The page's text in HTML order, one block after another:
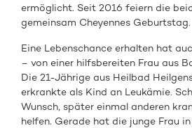
ermöglicht. Seit 2016 feiern die
gemeinsam Cheyennes Geburtstag.
Eine Lebenschance erhalten hat
– von einer hilfsbereiten Frau aus
Die 21-Jährige aus Heilbad
erkrankte als Kind an Leukämie.
Wunsch, später einmal anderen
helfen. Gerade hat die junge Frau